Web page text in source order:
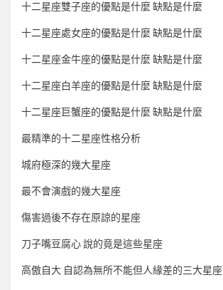
十二星座雙子座的優點是什麼 缺點是什麼
十二星座處女座的優點是什麼 缺點是什麼
十二星座金牛座的優點是什麼 缺點是什麼
十二星座白羊座的優點是什麼 缺點是什麼
十二星座巨蟹座的優點是什麼 缺點是什麼
最精準的十二星座性格分析
城府極深的幾大星座
最不會演戲的幾大星座
傷害過後不存在原諒的星座
刀子嘴豆腐心 說的竟是這些星座
高傲自大 自認為無所不能但人緣差的三大星座